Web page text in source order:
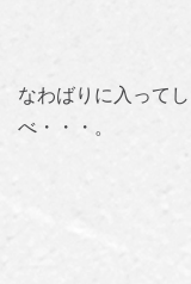
なわばりに入って
べ・・・。